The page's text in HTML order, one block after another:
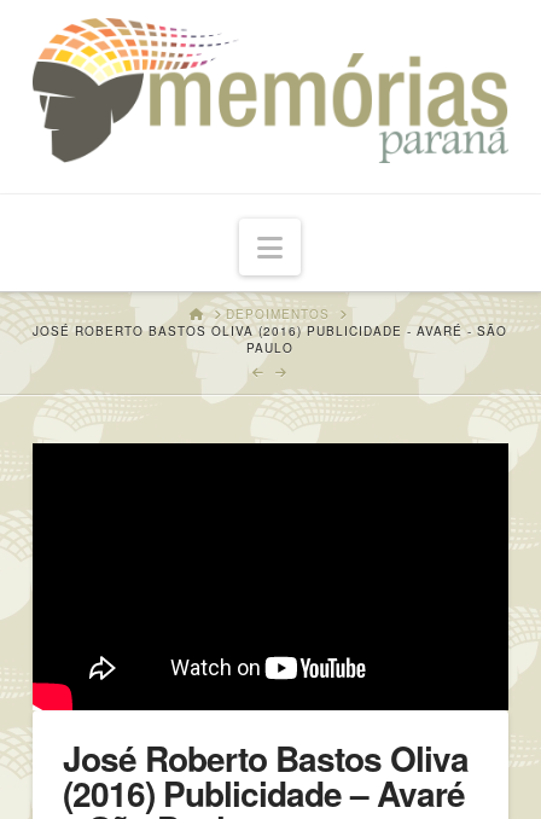
Navigation
HOMEDEPOIMENTOS
JOSÉ ROBERTO BASTOS OLIVA (2016) PUBLICIDADE - AVARÉ - SÃO
PAULO
José Roberto Bastos Oliva
(2016) Publicidade – Avaré